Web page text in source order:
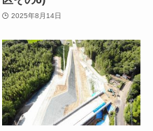
2025年8月14日